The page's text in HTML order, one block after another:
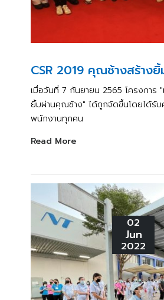
CSR 2019 คุณช้างสร้างยิ้
เมื่อวันที่ 7 กันยายน 2565 โครงการ
ยิ้มผ่านคุณช้าง" ได้ถูกจัดขึ้นโดยได้รับ
พนักงานทุกคน
Read More
02
Jun
2022